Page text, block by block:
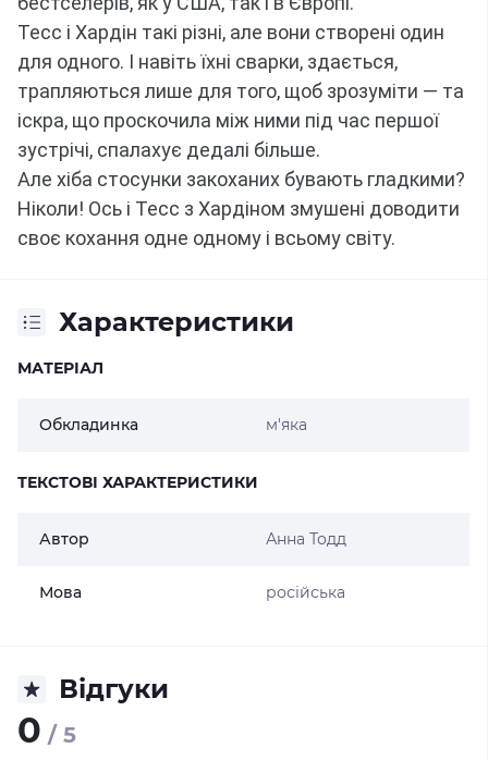
Тесс і Хардін такі різні, але вони створені один
для одного. І навіть їхні сварки, здається,
трапляються лише для того, щоб зрозуміти — та
іскра, що проскочила між ними під час першої
Але хіба стосунки закоханих бувають гладкими?
Ніколи! Ось і Тесс з Хардіном змушені доводити
своє кохання одне одному і всьому світу.
Характеристики
МАТЕРІАЛ
Обкладинка м'яка
ТЕКСТОВІ ХАРАКТЕРИСТИКИ
Автор Анна Тодд
Мова російська
Відгуки
0 / 5